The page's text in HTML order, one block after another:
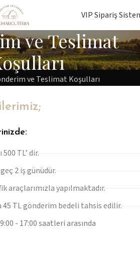
VIP Sipariş
ve Teslimat
ve Teslimat Koşulları
TL’ dir.
2 iş günüdür.
araçlarımızla yapılmaktadır.
TL gönderim bedeli tahsis edilir.
- 17:00 saatleri arasında